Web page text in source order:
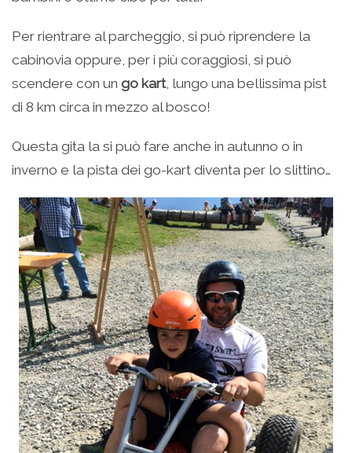
Per rientrare al parcheggio, si può riprendere la
cabinovia oppure, per i più coraggiosi, si può
scendere con un go kart, lungo una bellissima pist
di 8 km circa in mezzo al bosco!
Questa gita la si può fare anche in autunno o in
inverno e la pista dei go-kart diventa per lo slittino…